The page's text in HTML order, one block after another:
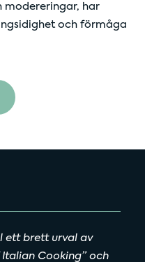
ett brett urval av
Italian Cooking” och
modereringar, har
och förmåga